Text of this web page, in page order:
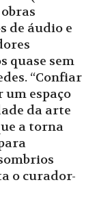
de áudio e
quase sem
“Confiar
um espaço
da arte
a torna
o curador-